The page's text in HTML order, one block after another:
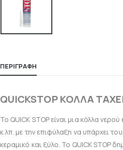
ΠΕΡΙΓΡΑΦΉ
QUICKSTOP ΚΟΛΛΑ
Το QUICK STOP είναι μια κόλλα
κ.λπ. με την επιφύλαξη να υπάρχει
κεραμικό και ξύλο. Το QUICK STOP